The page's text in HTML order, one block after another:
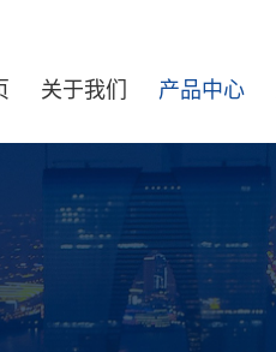
关于我们 产品中心